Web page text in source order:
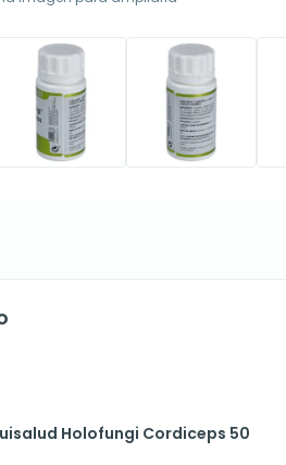
Holofungi Cordiceps 50